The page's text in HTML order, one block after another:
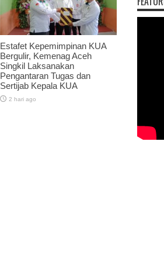
Estafet Kepemimpinan KUA
Bergulir, Kemenag Aceh
Singkil Laksanakan
Pengantaran Tugas dan
Sertijab Kepala KUA
2 hari ago